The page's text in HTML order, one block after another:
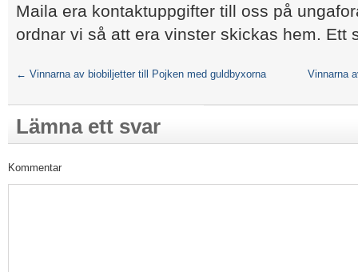
Maila era kontaktuppgifter till oss på
ordnar vi så att era vinster skickas hem. Ett
← Vinnarna av biobiljetter till Pojken med guldbyxorna Vinnarna
Lämna ett svar
Kommentar